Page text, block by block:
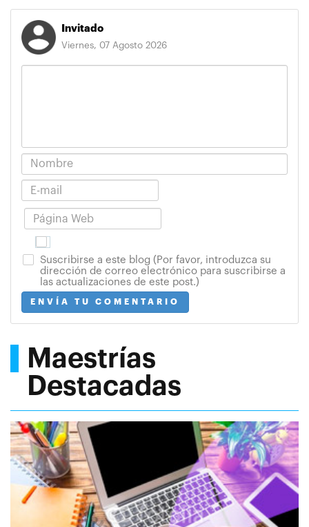
Invitado
Viernes, 07 Agosto 2026
Suscribirse a este blog (Por favor, introduzca su
dirección de correo electrónico para suscribirse a
las actualizaciones de este post.)
ENVÍA TU COMENTARIO
Maestrías
Destacadas